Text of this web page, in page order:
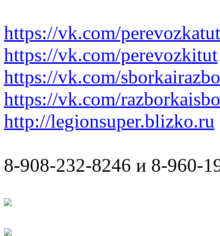
https://vk.com/perevozkatut
https://vk.com/perevozkitut
https://vk.com/
https://vk.com/
http://legionsuper.blizko.ru
8-908-232-8246 и 8-960-